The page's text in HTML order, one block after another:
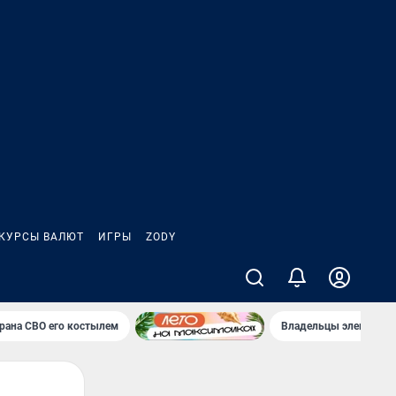
ВАЛЮТ ИГРЫ ZODY
СВО его костылем Владельцы